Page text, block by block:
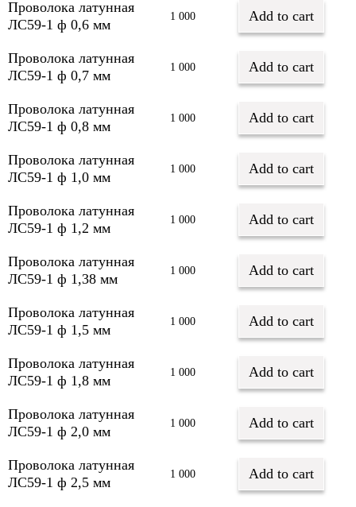
Проволока латунная
ЛС59-1 ф 0,6 мм
1 000 Add to cart
Проволока латунная
ЛС59-1 ф 0,7 мм
1 000 Add to cart
Проволока латунная
ЛС59-1 ф 0,8 мм
1 000 Add to cart
Проволока латунная
ЛС59-1 ф 1,0 мм
1 000 Add to cart
Проволока латунная
ЛС59-1 ф 1,2 мм
1 000 Add to cart
Проволока латунная
ЛС59-1 ф 1,38 мм
1 000 Add to cart
Проволока латунная
ЛС59-1 ф 1,5 мм
1 000 Add to cart
Проволока латунная
ЛС59-1 ф 1,8 мм
1 000 Add to cart
Проволока латунная
ЛС59-1 ф 2,0 мм
1 000 Add to cart
Проволока латунная
ЛС59-1 ф 2,5 мм
1 000 Add to cart